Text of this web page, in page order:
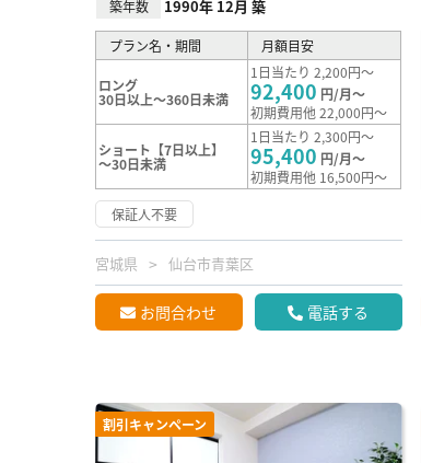
築年数 1990年 12月 築
プラン名・期間 月額目安
ロング
30日以上～360日未満
1日当たり 2,200円～
92,400 円/月～
初期費用他 22,000円～
ショート【7日以上】
～30日未満
1日当たり 2,300円～
95,400 円/月～
初期費用他 16,500円～
保証人不要
宮城県 仙台市青葉区
お問合わせ 電話する
割引キャンペーン